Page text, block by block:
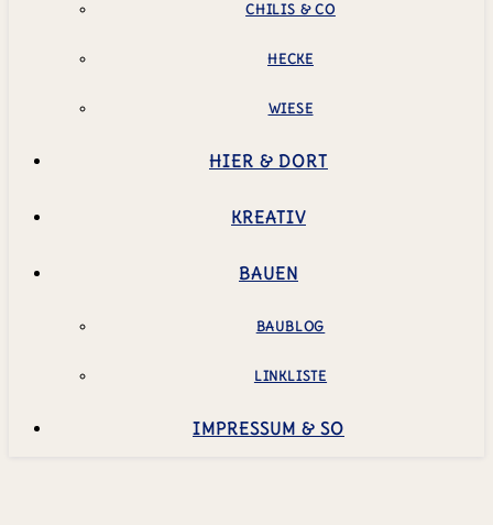
CHILIS & CO
HECKE
WIESE
HIER & DORT
KREATIV
BAUEN
BAUBLOG
LINKLISTE
IMPRESSUM & SO